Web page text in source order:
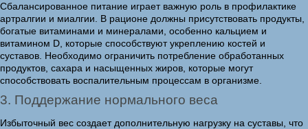
Сбалансированное питание играет важную роль в профилактике
артралгии и миалгии. В рационе должны присутствовать продукты,
богатые витаминами и минералами, особенно кальцием и
витамином D, которые способствуют укреплению костей и
суставов. Необходимо ограничить потребление обработанных
продуктов, сахара и насыщенных жиров, которые могут
способствовать воспалительным процессам в организме.
3. Поддержание нормального веса
Избыточный вес создает дополнительную нагрузку на суставы, что